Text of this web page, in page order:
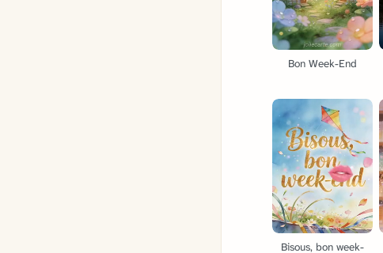
Bon Week-End
Bisous, bon week-